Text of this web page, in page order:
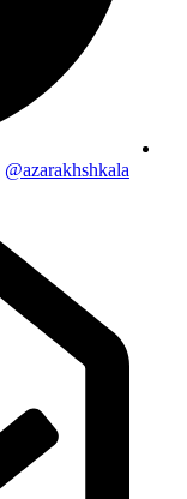
azarakhshkala@